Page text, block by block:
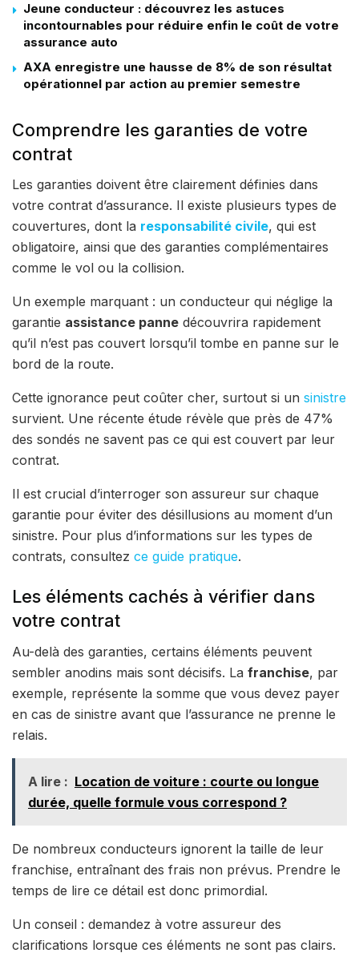
Jeune conducteur : découvrez les astuces
incontournables pour réduire enfin le coût de votre
assurance auto
AXA enregistre une hausse de 8% de son résultat
opérationnel par action au premier semestre
Comprendre les garanties de votre
contrat
Les garanties doivent être clairement définies dans
votre contrat d’assurance. Il existe plusieurs types de
couvertures, dont la responsabilité civile, qui est
obligatoire, ainsi que des garanties complémentaires
comme le vol ou la collision.
Un exemple marquant : un conducteur qui néglige la
garantie assistance panne découvrira rapidement
qu’il n’est pas couvert lorsqu’il tombe en panne sur le
bord de la route.
Cette ignorance peut coûter cher, surtout si un sinistre
survient. Une récente étude révèle que près de 47%
des sondés ne savent pas ce qui est couvert par leur
contrat.
Il est crucial d’interroger son assureur sur chaque
garantie pour éviter des désillusions au moment d’un
sinistre. Pour plus d’informations sur les types de
contrats, consultez ce guide pratique.
Les éléments cachés à vérifier dans
votre contrat
Au-delà des garanties, certains éléments peuvent
sembler anodins mais sont décisifs. La franchise, par
exemple, représente la somme que vous devez payer
en cas de sinistre avant que l’assurance ne prenne le
relais.
A lire : Location de voiture : courte ou longue
durée, quelle formule vous correspond ?
De nombreux conducteurs ignorent la taille de leur
franchise, entraînant des frais non prévus. Prendre le
temps de lire ce détail est donc primordial.
Un conseil : demandez à votre assureur des
clarifications lorsque ces éléments ne sont pas clairs.